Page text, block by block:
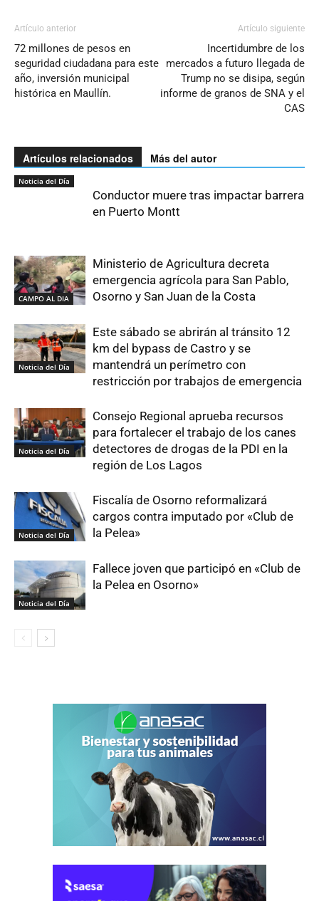
Artículo anterior
72 millones de pesos en
seguridad ciudadana para este
año, inversión municipal
histórica en Maullín.
Artículo siguiente
Incertidumbre de los
mercados a futuro llegada de
Trump no se disipa, según
informe de granos de SNA y el
CAS
Artículos relacionados Más del autor
Noticia del Día
Conductor muere tras impactar barrera
en Puerto Montt
CAMPO AL DIA
Ministerio de Agricultura decreta
emergencia agrícola para San Pablo,
Osorno y San Juan de la Costa
Noticia del Día
Este sábado se abrirán al tránsito 12
km del bypass de Castro y se
mantendrá un perímetro con
restricción por trabajos de emergencia
Noticia del Día
Consejo Regional aprueba recursos
para fortalecer el trabajo de los canes
detectores de drogas de la PDI en la
región de Los Lagos
Noticia del Día
Fiscalía de Osorno reformalizará
cargos contra imputado por «Club de
la Pelea»
Noticia del Día
Fallece joven que participó en «Club de
la Pelea en Osorno»